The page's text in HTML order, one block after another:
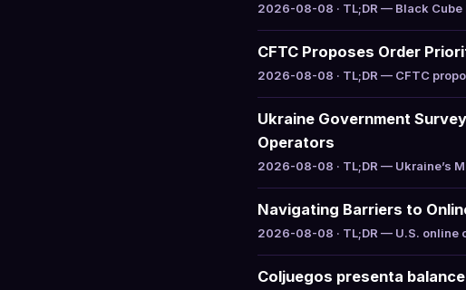
2026-08-08 · TL;DR — Black
CFTC Proposes Order
2026-08-08 · TL;DR — CFTC
Ukraine Government
Operators
2026-08-08 · TL;DR — Ukraine’s
Navigating Barriers to
2026-08-08 · TL;DR — U.S.
Coljuegos presenta